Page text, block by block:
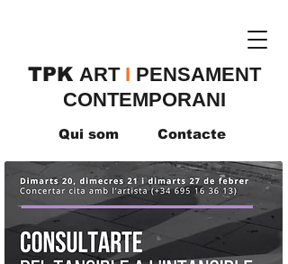
TPK ​ART I PENSAMENT
CONTEMPORANI
Qui som Contacte